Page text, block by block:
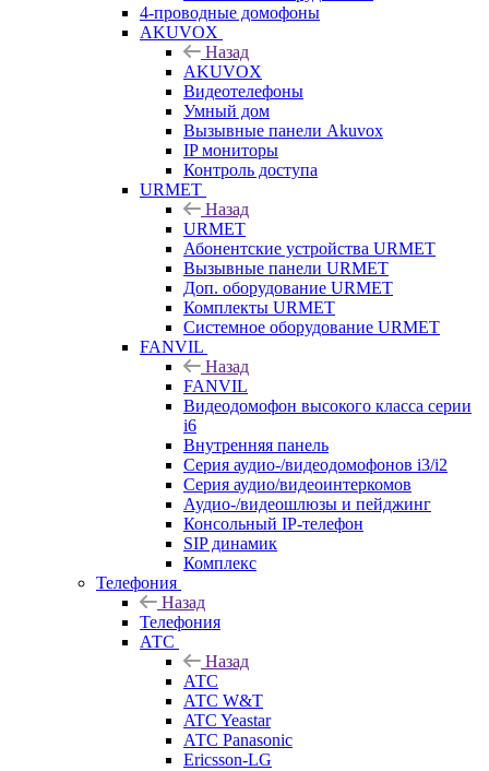
4-проводные домофоны
AKUVOX
Назад
AKUVOX
Видеотелефоны
Умный дом
Вызывные панели Akuvox
IP мониторы
Контроль доступа
URMET
Назад
URMET
Абонентские устройства URMET
Вызывные панели URMET
Доп. оборудование URMET
Комплекты URMET
Системное оборудование URMET
FANVIL
Назад
FANVIL
Видеодомофон высокого класса серии
i6
Внутренняя панель
Серия аудио-/видеодомофонов i3/i2
Серия аудио/видеоинтеркомов
Аудио-/видеошлюзы и пейджинг
Консольный IP-телефон
SIP динамик
Комплекс
Телефония
Назад
Телефония
АТС
Назад
АТС
АТС W&T
ATC Yeastar
АТС Panasonic
Ericsson-LG